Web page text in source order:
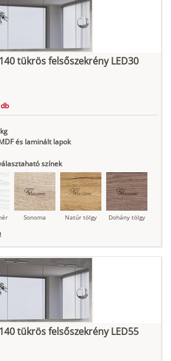
Loft beton
Szupermatt
Nádzöld Füstös zöld
Matt
tükrös felsőszekrény LED30
db
és laminált lapok
színek
Sonoma Natúr tölgy Dohány tölgy
Loft beton
Szupermatt
Nádzöld Füstös zöld
Matt
tükrös felsőszekrény LED55